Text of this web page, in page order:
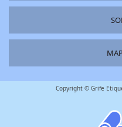
Copyright © Grife